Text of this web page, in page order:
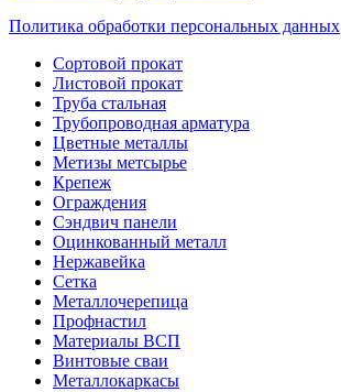
Политика обработки персональных данных
Сортовой прокат
Листовой прокат
Труба стальная
Трубопроводная арматура
Цветные металлы
Метизы метсырье
Крепеж
Ограждения
Сэндвич панели
Оцинкованный металл
Нержавейка
Сетка
Металлочерепица
Профнастил
Материалы ВСП
Винтовые сваи
Металлокаркасы